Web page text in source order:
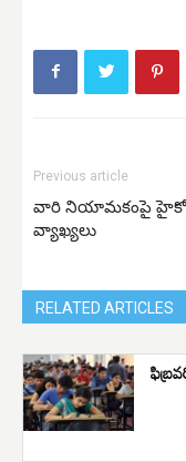
Previous article
వారి నియామకంపై
వ్యాఖ్యలు
RELATED ARTICLES